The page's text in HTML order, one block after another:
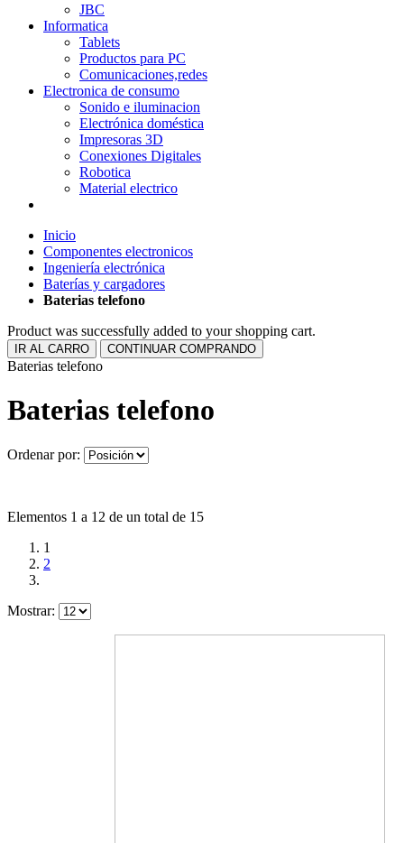
JBC
Informatica
Tablets
Productos para PC
Comunicaciones,redes
Electronica de consumo
Sonido e iluminacion
Electrónica doméstica
Impresoras 3D
Conexiones Digitales
Robotica
Material electrico
Inicio
Componentes electronicos
Ingeniería electrónica
Baterías y cargadores
Baterias telefono
Product was successfully added to your shopping cart.
IR AL CARRO CONTINUAR COMPRANDO
Baterias telefono
Baterias telefono
Ordenar por:
Elementos 1 a 12 de un total de 15
1
2
Mostrar: